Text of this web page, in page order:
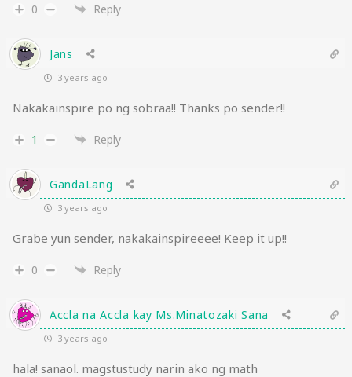
0 Reply
Jans
3 years ago
Nakakainspire po ng sobraa!! Thanks po sender!!
1 Reply
GandaLang
3 years ago
Grabe yun sender, nakakainspireeee! Keep it up!!
0 Reply
Accla na Accla kay Ms.Minatozaki Sana
3 years ago
hala! sanaol. magstustudy narin ako ng math